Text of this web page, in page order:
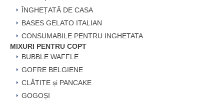
ÎNGHEȚATĂ DE CASA
BASES GELATO ITALIAN
CONSUMABILE PENTRU INGHETATA
MIXURI PENTRU COPT
BUBBLE WAFFLE
GOFRE BELGIENE
CLĂTITE și PANCAKE
GOGOȘI